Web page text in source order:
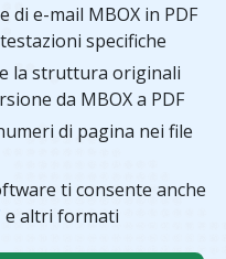
e-mail MBOX in PDF
specifiche
la struttura originali
da MBOX a PDF
di pagina nei file
ti consente anche
e altri formati